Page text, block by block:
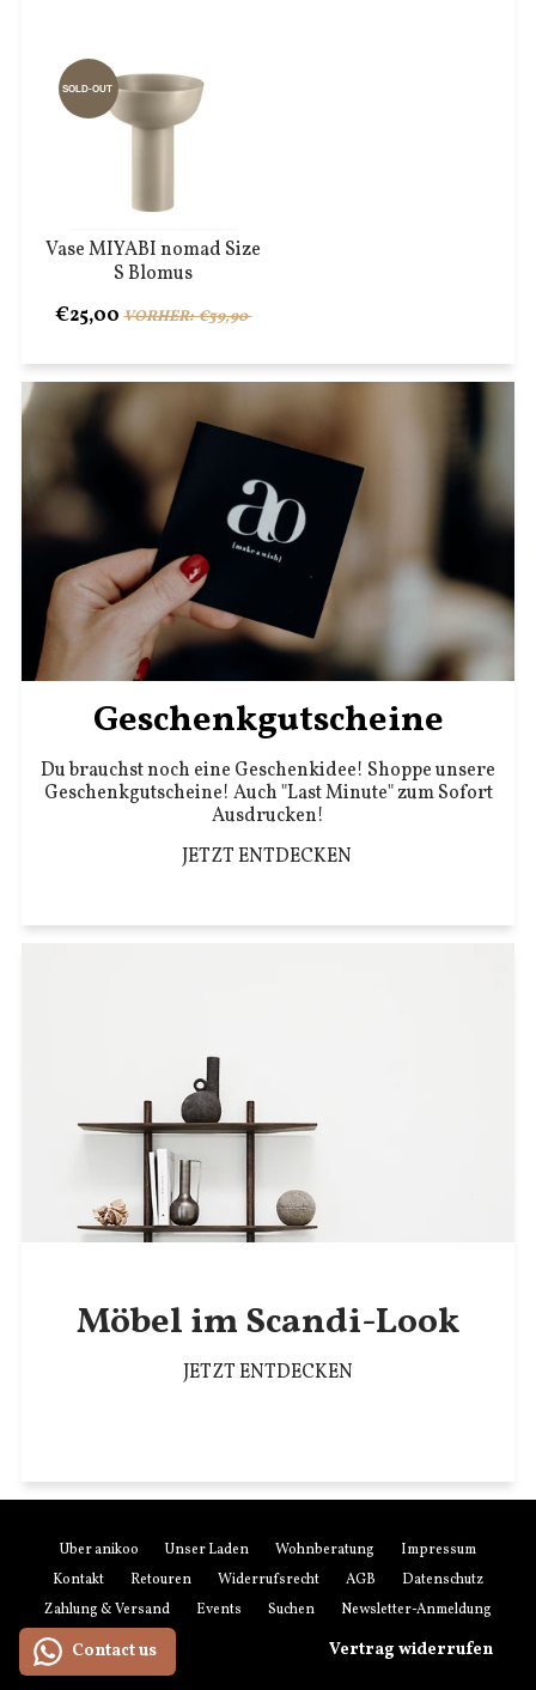
Vase MIYABI nomad Size
S Blomus
SOLD-OUT
€25,00 VORHER: €39,90
Geschenkgutscheine
Du brauchst noch eine Geschenkidee! Shoppe unsere
Geschenkgutscheine! Auch "Last Minute" zum Sofort
Ausdrucken!
JETZT ENTDECKEN
Möbel im Scandi-Look
JETZT ENTDECKEN
Über anikoo Unser Laden Wohnberatung
Impressum
Kontakt
Retouren Widerrufsrecht AGB
Datenschutz
Zahlung & Versand
Events Suchen Newsletter-Anmeldung
Vertrag widerrufen
Contact us